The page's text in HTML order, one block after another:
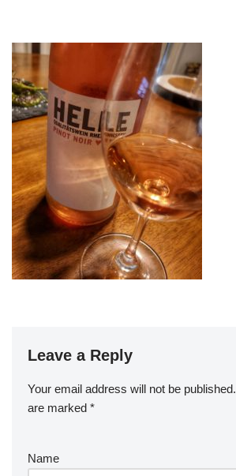
Leave a Reply
Your email address will not be published.
are marked *
Name